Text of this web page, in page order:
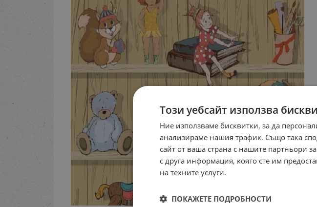
Този уебсайт използва
Ние използваме бисквитки, за да
анализираме нашия трафик. Също така
сайт от ваша страна с нашите партньори
с друга информация, която сте им
на техните услуги.
ПОКАЖЕТЕ ПОДРОБНОСТИ